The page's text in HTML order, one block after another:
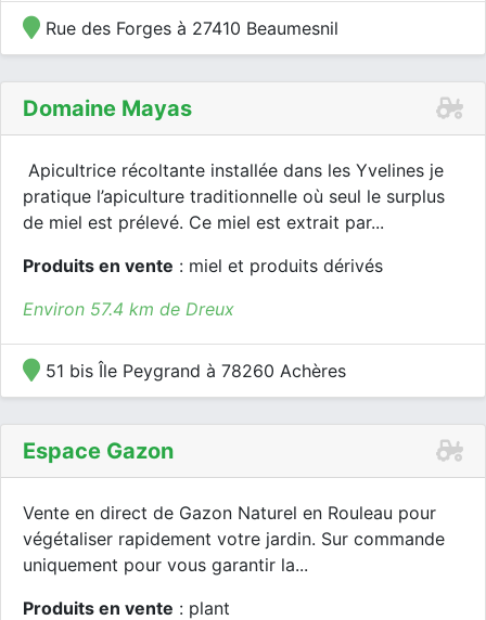
Rue des Forges à 27410 Beaumesnil
Domaine Mayas
Apicultrice récoltante installée dans les Yvelines je
pratique l’apiculture traditionnelle où seul le surplus
de miel est prélevé. Ce miel est extrait par...
Produits en vente : miel et produits dérivés
Environ 57.4 km de Dreux
51 bis Île Peygrand à 78260 Achères
Espace Gazon
Vente en direct de Gazon Naturel en Rouleau pour
végétaliser rapidement votre jardin. Sur commande
uniquement pour vous garantir la...
Produits en vente : plant